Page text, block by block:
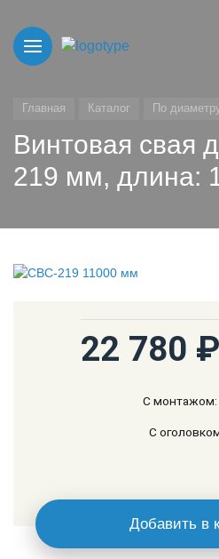
Главная Каталог По
Винтовая свая
219 мм, длина:
22 780 ₽
С монтажом:
С
Добавить в